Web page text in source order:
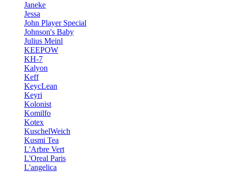
Janeke
Jessa
John Player Special
Johnson's Baby
Julius Meinl
KEEPOW
KH-7
Kalyon
Keff
KeycLean
Keyri
Kolonist
Komilfo
Kotex
KuschelWeich
Kusmi Tea
L'Arbre Vert
L'Oreal Paris
L'angelica